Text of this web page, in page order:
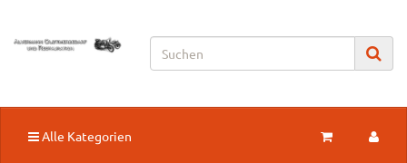
Alle Kategorien